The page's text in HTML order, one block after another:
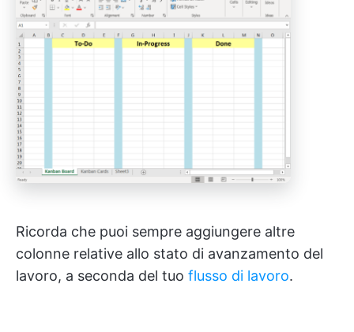
Ricorda che puoi sempre aggiungere altre
colonne relative allo stato di avanzamento del
lavoro, a seconda del tuo flusso di lavoro.